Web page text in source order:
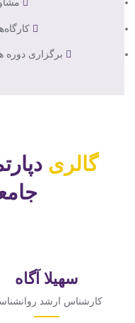
برگزاری دوره
گالری
سهیلا آگاه
کارشناس ارشد